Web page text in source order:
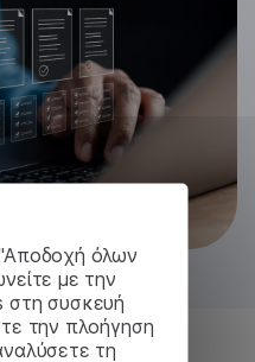
όλων
με την
στη συσκευή
την πλοήγηση
τη